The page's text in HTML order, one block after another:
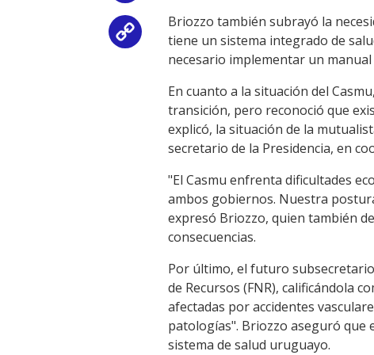
Copy
Link
Briozzo también subrayó la
tiene un sistema integrado de
necesario implementar un
En cuanto a la situación del
transición, pero reconoció que
explicó, la situación de la
secretario de la Presidencia, en
"El Casmu enfrenta dificultades
ambos gobiernos. Nuestra
expresó Briozzo, quien también
consecuencias.
Por último, el futuro
de Recursos (FNR), calificándola
afectadas por accidentes
patologías". Briozzo aseguró
sistema de salud uruguayo.